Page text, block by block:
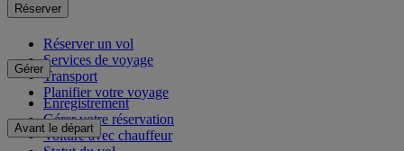
Réserver
Réserver un vol
Services de voyage
Transport
Planifier votre voyage
Gérer
Enregistrement
Gérer votre réservation
Voiture avec chauffeur
Avant le départ